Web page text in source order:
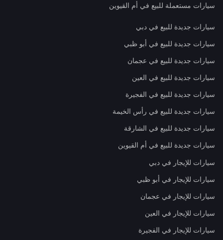
سيارات مستعملة للبيع في أم القيوين
سيارات جديدة للبيع في دبي
سيارات جديدة للبيع في أبو ظبي
سيارات جديدة للبيع في عجمان
سيارات جديدة للبيع في العين
سيارات جديدة للبيع في الفجيرة
سيارات جديدة للبيع في رأس الخيمة
سيارات جديدة للبيع في الشارقة
سيارات جديدة للبيع في أم القيوين
سيارات للإيجار في دبي
سيارات للإيجار في أبو ظبي
سيارات للإيجار في عجمان
سيارات للإيجار في العين
سيارات للإيجار في الفجيرة